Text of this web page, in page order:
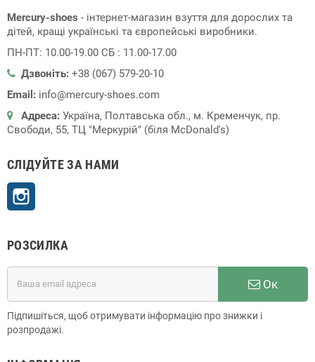
Mercury-shoes - інтернет-магазин взуття для дорослих та
дітей, кращі українські та європейські виробники.
ПН-ПТ: 10.00-19.00 СБ : 11.00-17.00
Дзвоніть: +38 (067) 579-20-10
Email: info@mercury-shoes.com
Адреса: Україна, Полтавська обл., м. Кременчук, пр.
Свободи, 55, ТЦ "Меркурій" (біля McDonald's)
СЛІДУЙТЕ ЗА НАМИ
РОЗСИЛКА
Ок
Підпишіться, щоб отримувати інформацію про знижки і
розпродажі.